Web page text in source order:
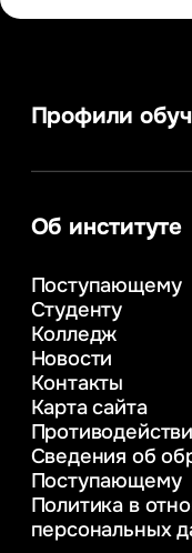
Профили
Сервис в сфере
аналитика
Управление в
Психолого-
в образовании
Веб-дизайн
Управление
предприятия
Уголовное
обеспечение
Управление
Об институте
Поступающему
Студенту
Колледж
Новости
Контакты
Карта сайта
Сведения об
Поступающему
Политика в
персональных